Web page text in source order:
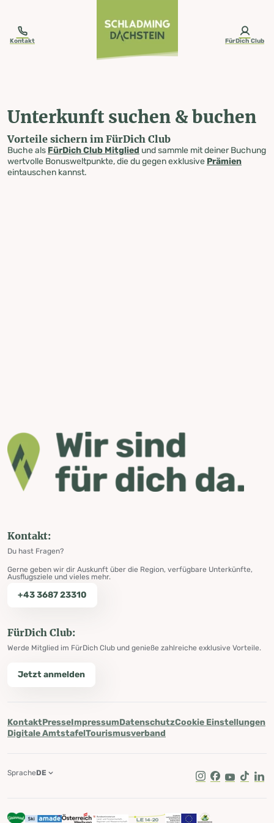
Kontakt FürDich Club
Unterkunft suchen & buchen
Vorteile sichern im FürDich Club
Buche als FürDich Club Mitglied und sammle mit deiner Buchung
wertvolle Bonusweltpunkte, die du gegen exklusive Prämien
eintauschen kannst.
Kontakt:
Du hast Fragen?
Gerne geben wir dir Auskunft über die Region, verfügbare Unterkünfte,
Ausflugsziele und vieles mehr.
+43 3687 23310
FürDich Club:
Werde Mitglied im FürDich Club und genieße zahlreiche exklusive Vorteile.
Jetzt anmelden
KontaktPresseImpressumDatenschutzCookie Einstellungen
Digitale AmtstafelTourismusverband
Instagram
Facebook
Youtube
Tik Tok
SpracheDE